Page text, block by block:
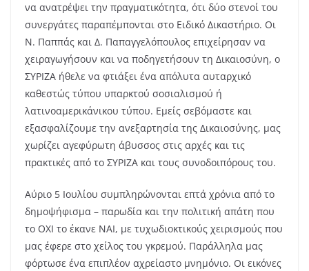
να ανατρέψει την πραγματικότητα, ότι δύο στενοί του
συνεργάτες παραπέμπονται στο Ειδικό Δικαστήριο. Οι
Ν. Παππάς και Δ. Παπαγγελόπουλος επιχείρησαν να
χειραγωγήσουν και να ποδηγετήσουν τη Δικαιοσύνη, ο
ΣΥΡΙΖΑ ήθελε να φτιάξει ένα απόλυτα αυταρχικό
καθεστώς τύπου υπαρκτού σοσιαλισμού ή
λατινοαμερικάνικου τύπου. Εμείς σεβόμαστε και
εξασφαλίζουμε την ανεξαρτησία της Δικαιοσύνης, μας
χωρίζει αγεφύρωτη άβυσσος στις αρχές και τις
πρακτικές από το ΣΥΡΙΖΑ και τους συνοδοιπόρους του.
Αύριο 5 Ιουλίου συμπληρώνονται επτά χρόνια από το
δημοψήφισμα – παρωδία και την πολιτική απάτη που
το ΟΧΙ το έκανε ΝΑΙ, με τυχωδιοκτικούς χειρισμούς που
μας έφερε στο χείλος του γκρεμού. Παράλληλα μας
φόρτωσε ένα επιπλέον αχρείαστο μνημόνιο. Οι εικόνες